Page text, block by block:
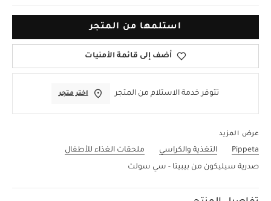
استلمها من المتجر
أضف إلى قائمة الأمنيات
تتوفر خدمة الاستلام من المتجر اختر متجر
عرض المزيد
Pippeta التغذية والكراسي
ملحقات الغذاء للأطفال
صدرية سيليكون من بيبيتا - سي سولت